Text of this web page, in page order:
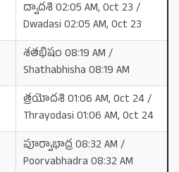
ద్వాదశి 02:05 AM, Oct 23 /
Dwadasi 02:05 AM, Oct 23
శతభిషం 08:19 AM /
Shathabhisha 08:19 AM
త్రయోదశి 01:06 AM, Oct 24 /
Thrayodasi 01:06 AM, Oct 24
పూర్వాభాద్ర 08:32 AM /
Poorvabhadra 08:32 AM